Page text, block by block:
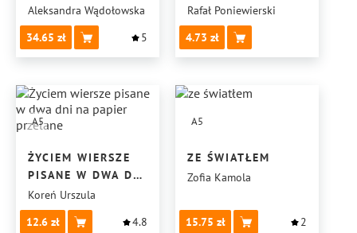
Aleksandra Wądołowska
34.65
5
Rafał Poniewierski
4.73
A5
ŻYCIEM WIERSZE
PISANE W DWA DNI
NA PAPIER
PRZELANE
Koreń Urszula
12.6
4.8
A5
ZE ŚWIATŁEM
Zofia Kamola
15.75 2